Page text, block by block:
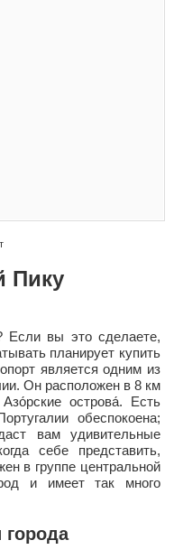
Пику
Если вы это сделаете,
планирует купить
является одним из
Он расположен в 8 км
острова́. Есть
обеспокоена;
вам удивительные
себе представить,
в группе центральной
и имеет так много
города